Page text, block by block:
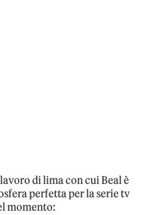
di lima con cui Beal è
perfetta per la serie tv
momento: